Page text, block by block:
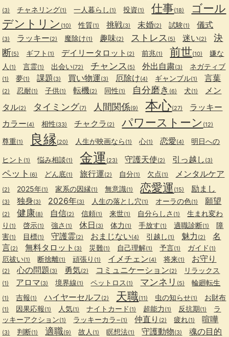
(3) チャネリング(1) 一人暮らし (1) 投資(1) 仕事(18)
ゴール
デントリン (10) 性質(1) 挑戦(3) 未婚(2) 試験(1) 儀式
(3) ラッキー(2) 魔除け(1) 趣味(2) ストレス (5) 迷い(2)
決
断(5) ギフト (1) デイリータロット (2) 前兆(1) 前世(10)
嫌な
人 (1) 言霊(1) 出会い(72) チャンス (5) 外出自粛(3) ネガティブ
(1) 夢(1) 課題 (3) 買い物運(3) 厄除け(4) ギャンブル(1) 言葉
(2) 忍耐(1) 子供(1) 転機(2) 同性(1) 自分磨き (6) 犬(1)
メン
タル(2) タイミング(7) 人間関係(9) 本心(27)
ラッキー
カラー(4) 相性(33) チャクラ (2) パワーストーン (12)
尊重(1) 良縁(20) 人生が映画なら (1) 心(1) 恋愛(4) 明日への
ヒント (1) 悩み相談(1) 金運 (23) 守護天使(2) 引っ越し (3)
ペット (6) どん底(1) 旅行運(2) 自分(1) 欠点(1) メンタルケア
(2) 2025年(1) 家系の因縁(1) 無意識(1) 恋愛運 (15) 励まし
(3) 独身(3) 2026年(3) 人生の落とし穴(1) オーラの色(1) 願望
(2) 健康(8) 自信(2) 信頼(1) 来世(1) 自分らしさ (1)
生まれ変わ
り (1) 啓示(1) 強さ (1) 休日 (3) 体力 (1) 手放す(1) 適職診断(1)
障
害(1) 目標(1) 守護霊(2) おまじない(4) 引越し (1) 魅力 (2)
名
言(2) 無料タロット (3) 災難(1) 自己理解(1) 予言(1) ガイド (1)
厄祓い(1) 断捨離(1) 頑張り (1) イメチェン(4) 将来(1) お守り
(2) 心の問題 (3) 勇気(2) コミュニケーション(2) リラックス
(1) アロマ(3) 境界線(1) ペットロス (1) マンネリ (5) 輪廻転生
(1) 吉報(1) ハイヤーセルフ (2) 天職(11) 虫の知らせ(1) お財布
(1) 因果応報(1) 人気(1) ナイトカード (1) 超能力 (1) 反抗期(1)
ラ
ッキーアクション(1) ラッキーカラ−(1) 仲直り (2) 疲れ(1) 喧嘩
(3) 判断(1) 適職(9) 故人 (1) 瞑想法(1) 守護動物(3) 魂の目的